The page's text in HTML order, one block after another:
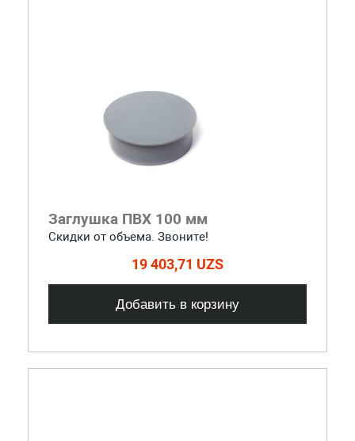
Заглушка ПВХ 100 мм
Скидки от объема. Звоните!
19 403,71 UZS
Добавить в корзину